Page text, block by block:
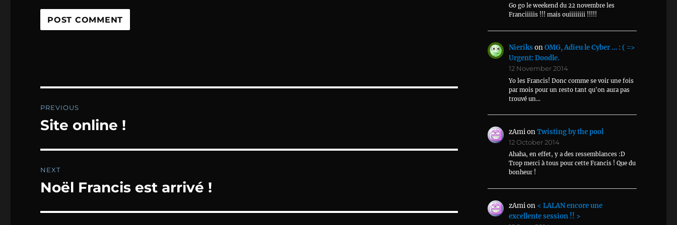
navigation
PREVIOUS
Previous
Site online !
NEXT
Next
Noël Francis est arrivé !
Go go le weekend du 22 novembre les
Franciiiiis !!! mais ouiiiiiiii !!!!!
NieriksonOMG, Adieu le Cyber … : ( =>
Urgent: Doodle.
12 November 2014
Yo les Francis! Donc comme se voir une fois
par mois pour un resto tant qu'on aura pas
trouvé un…
zAmionTwisting by the pool
12 October 2014
Ahaha, en effet, y a des ressemblances :D
Trop merci à tous pour cette Francis ! Que du
bonheur !
zAmion < LALAN encore une
excellente session !! >